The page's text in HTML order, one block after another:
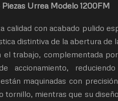
Urrea Modelo 1200FM
calidad con acabado pulido
distintiva de la abertura de
el trabajo, complementada
accionamiento,
maquinadas con
mientras que su